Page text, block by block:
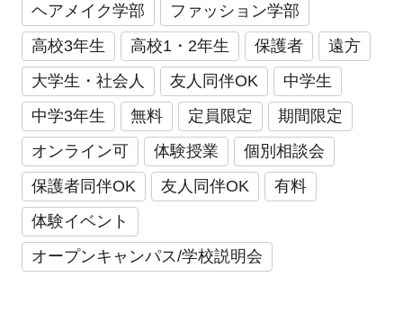
ヘアメイク学部
ファッション学部
高校3年生
高校1・2年生 保護者
遠方
大学生・社会人
友人同伴OK
中学生
中学3年生
無料 定員限定
期間限定
オンライン可
体験授業
個別相談会
保護者同伴OK
友人同伴OK
有料
体験イベント
オープンキャンパス/学校説明会